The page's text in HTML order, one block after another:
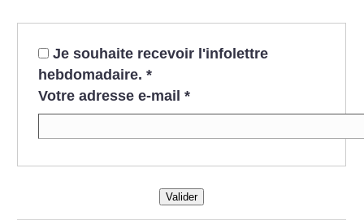
Je souhaite recevoir l'infolettre
hebdomadaire. *
Votre adresse e-mail *
Valider